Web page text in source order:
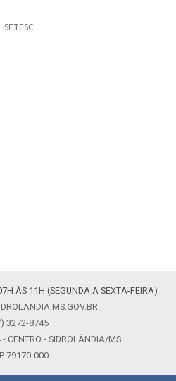
SETESC
ÀS 11H (SEGUNDA A SEXTA-FEIRA)
3272-8745
CENTRO - SIDROLÂNDIA/MS
79170-000